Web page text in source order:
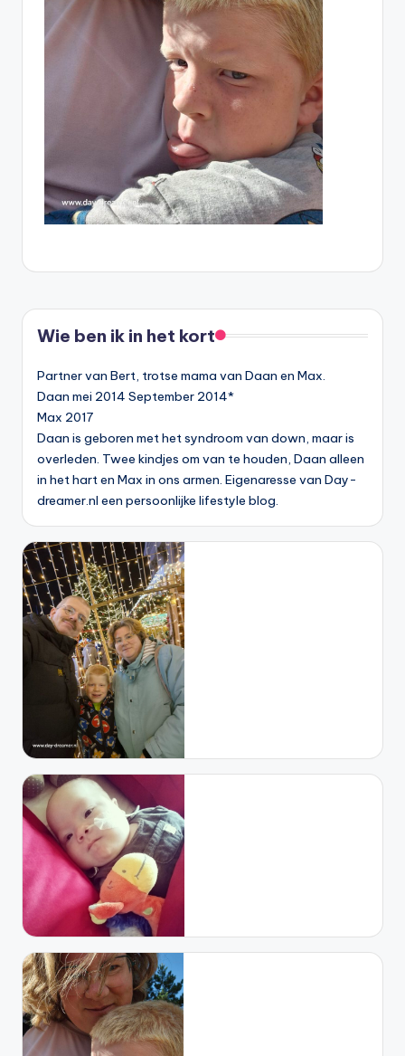
Wie ben ik in het kort
Partner van Bert, trotse mama van Daan en Max.
Daan mei 2014 September 2014*
Max 2017
Daan is geboren met het syndroom van down, maar is
overleden. Twee kindjes om van te houden, Daan alleen
in het hart en Max in ons armen. Eigenaresse van Day-
dreamer.nl een persoonlijke lifestyle blog.